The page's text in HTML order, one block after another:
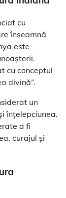
cu
înseamnă
este
cu conceptul
divină”.
un
înțelepciunea.
a fi
curajul și